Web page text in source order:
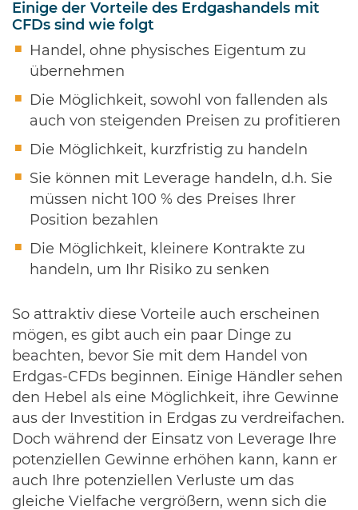
Einige der Vorteile des Erdgashandels mit
CFDs sind wie folgt
Handel, ohne physisches Eigentum zu
übernehmen
Die Möglichkeit, sowohl von fallenden als
auch von steigenden Preisen zu profitieren
Die Möglichkeit, kurzfristig zu handeln
Sie können mit Leverage handeln, d.h. Sie
müssen nicht 100 % des Preises Ihrer
Position bezahlen
Die Möglichkeit, kleinere Kontrakte zu
handeln, um Ihr Risiko zu senken
So attraktiv diese Vorteile auch erscheinen
mögen, es gibt auch ein paar Dinge zu
beachten, bevor Sie mit dem Handel von
Erdgas-CFDs beginnen. Einige Händler sehen
den Hebel als eine Möglichkeit, ihre Gewinne
aus der Investition in Erdgas zu verdreifachen.
Doch während der Einsatz von Leverage Ihre
potenziellen Gewinne erhöhen kann, kann er
auch Ihre potenziellen Verluste um das
gleiche Vielfache vergrößern, wenn sich die